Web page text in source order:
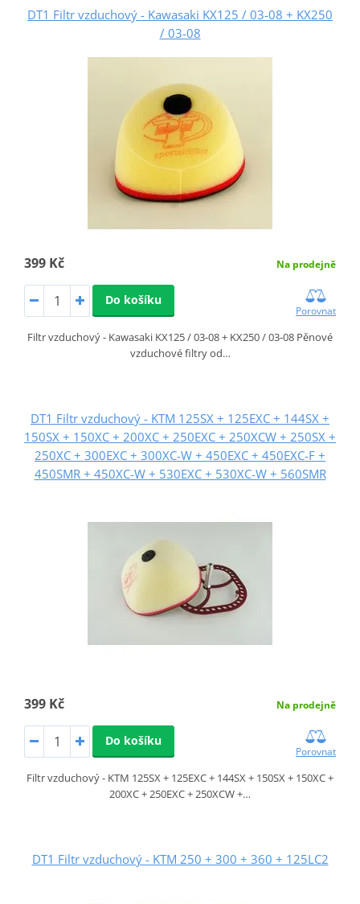
DT1 Filtr vzduchový - Kawasaki KX125 / 03-08 + KX250
/ 03-08
399 Kč Na prodejně
Do košíku
Porovnat
Filtr vzduchový - Kawasaki KX125 / 03-08 + KX250 / 03-08 Pěnové
vzduchové filtry od…
DT1 Filtr vzduchový - KTM 125SX + 125EXC + 144SX +
150SX + 150XC + 200XC + 250EXC + 250XCW + 250SX +
250XC + 300EXC + 300XC-W + 450EXC + 450EXC-F +
450SMR + 450XC-W + 530EXC + 530XC-W + 560SMR
399 Kč Na prodejně
Do košíku
Porovnat
Filtr vzduchový - KTM 125SX + 125EXC + 144SX + 150SX + 150XC +
200XC + 250EXC + 250XCW +…
DT1 Filtr vzduchový - KTM 250 + 300 + 360 + 125LC2